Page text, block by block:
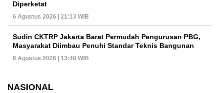
Diperketat
6 Agustus 2026 | 21:13 WIB
Sudin CKTRP Jakarta Barat Permudah Pengurusan PBG,
Masyarakat Diimbau Penuhi Standar Teknis Bangunan
6 Agustus 2026 | 13:48 WIB
NASIONAL